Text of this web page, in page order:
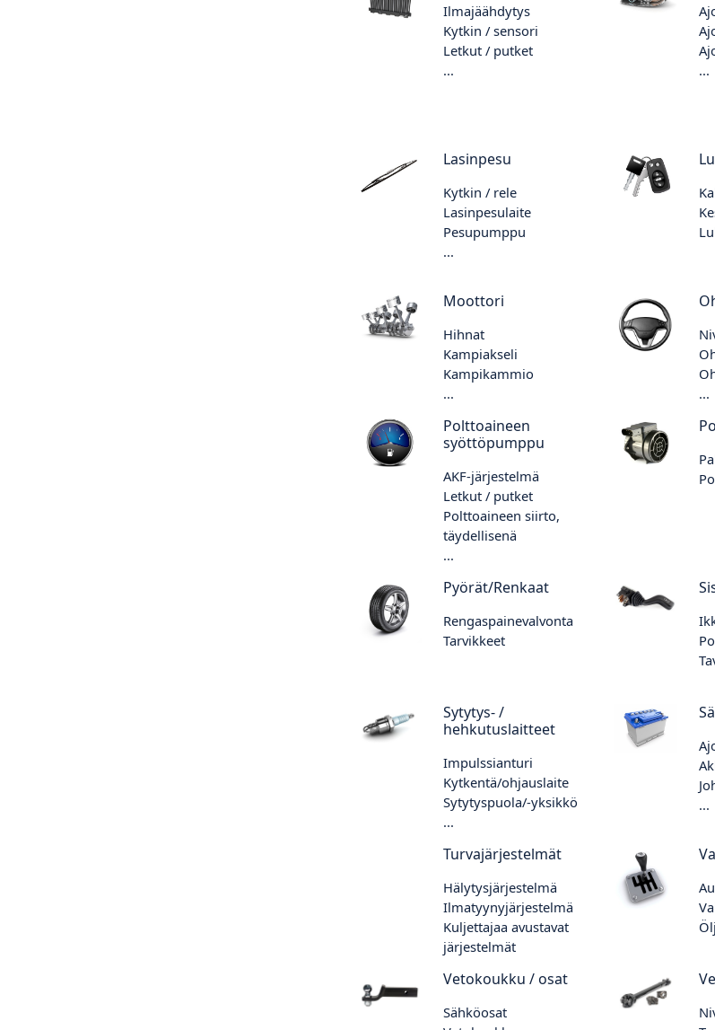
Ilmajäähdytys
Kytkin / sensori
Letkut / putket
...
...
Lasinpesu
Kytkin / rele
Lasinpesulaite
Pesupumppu
...
Moottori
Hihnat
Kampiakseli
Kampikammio
...
...
Polttoaineen
syöttöpumppu
AKF-järjestelmä
Letkut / putket
Polttoaineen siirto,
täydellisenä
...
Pyörät/Renkaat
Rengaspainevalvonta
Tarvikkeet
Sytytys- /
hehkutuslaitteet
Impulssianturi
Kytkentä/ohjauslaite
Sytytyspuola/-yksikkö
...
...
Turvajärjestelmät
Hälytysjärjestelmä
Ilmatyynyjärjestelmä
Kuljettajaa avustavat
järjestelmät
Vetokoukku / osat
Sähköosat